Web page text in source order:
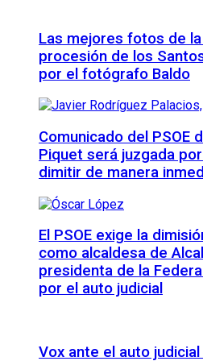
Las mejores fotos de
procesión de los
por el fotógrafo Baldo
Comunicado del PSOE
Piquet será juzgada
dimitir de manera
El PSOE exige la
como alcaldesa de
presidenta de la
por el auto judicial
Vox ante el auto